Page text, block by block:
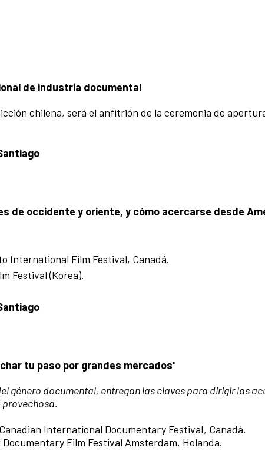
de industria documental
chilena, será el anfitrión de la ceremonia de
de occidente y oriente, y cómo acercarse desde
International Film Festival, Canadá.
Festival (Korea).
tu paso por grandes mercados'
género documental, entregan las claves para dirigir las
International Documentary FestivaI, Canadá.
Film Festival Amsterdam, Holanda.